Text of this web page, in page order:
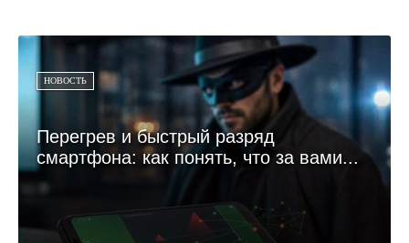
НОВОСТЬ
Перегрев и быстрый разряд
смартфона: как понять, что за вами...